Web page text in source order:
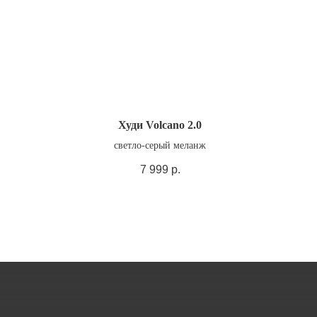
Худи Volcano 2.0
светло-серый меланж
7 999 р.